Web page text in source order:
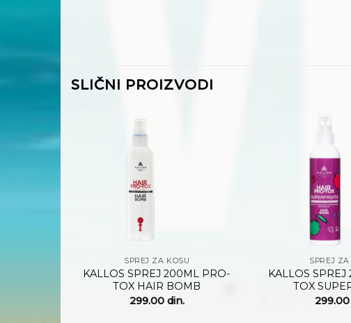
SLIČNI PROIZVODI
SPREJ ZA KOSU
KALLOS SPREJ 200ML PRO-
TOX HAIR BOMB
299.00 din.
SPREJ ZA
KALLOS
TOX
299.00